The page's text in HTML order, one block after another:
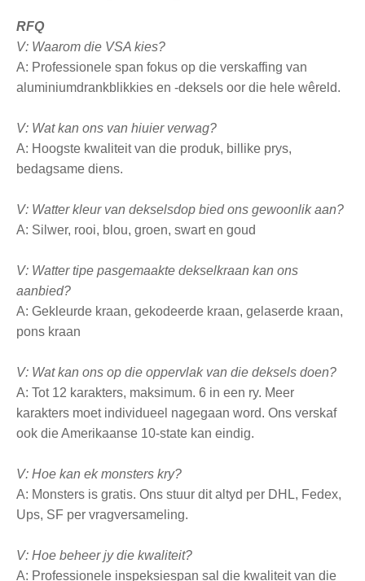
RFQ
V: Waarom die VSA kies?
A: Professionele span fokus op die verskaffing van
aluminiumdrankblikkies en -deksels oor die hele wêreld.
V: Wat kan ons van hiuier verwag?
A: Hoogste kwaliteit van die produk, billike prys,
bedagsame diens.
V: Watter kleur van dekselsdop bied ons gewoonlik aan?
A: Silwer, rooi, blou, groen, swart en goud
V: Watter tipe pasgemaakte dekselkraan kan ons
aanbied?
A: Gekleurde kraan, gekodeerde kraan, gelaserde kraan,
pons kraan
V: Wat kan ons op die oppervlak van die deksels doen?
A: Tot 12 karakters, maksimum. 6 in een ry. Meer
karakters moet individueel nagegaan word. Ons verskaf
ook die Amerikaanse 10-state kan eindig.
V: Hoe kan ek monsters kry?
A: Monsters is gratis. Ons stuur dit altyd per DHL, Fedex,
Ups, SF per vragversameling.
V: Hoe beheer jy die kwaliteit?
A: Professionele inspeksiespan sal die kwaliteit van die